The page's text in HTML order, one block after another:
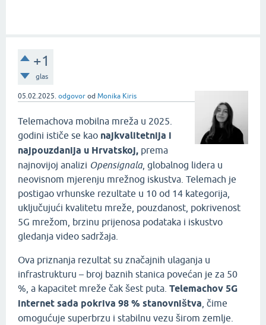
+1
glas
05.02.2025. odgovor od Monika Kiris
Telemachova mobilna mreža u 2025.
godini ističe se kao najkvalitetnija i
najpouzdanija u Hrvatskoj, prema
najnovijoj analizi Opensignala, globalnog lidera u
neovisnom mjerenju mrežnog iskustva. Telemach je
postigao vrhunske rezultate u 10 od 14 kategorija,
uključujući kvalitetu mreže, pouzdanost, pokrivenost
5G mrežom, brzinu prijenosa podataka i iskustvo
gledanja video sadržaja.
Ova priznanja rezultat su značajnih ulaganja u
infrastrukturu – broj baznih stanica povećan je za 50
%, a kapacitet mreže čak šest puta. Telemachov 5G
internet sada pokriva 98 % stanovništva , čime
omogućuje superbrzu i stabilnu vezu širom zemlje.